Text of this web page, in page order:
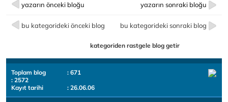
yazarın önceki bloğu yazarın sonraki bloğu
bu kategorideki önceki blog bu kategorideki sonraki blog
kategoriden rastgele blog getir
Toplam blog
: 671
: 2572
Kayıt tarihi
: 26.06.06